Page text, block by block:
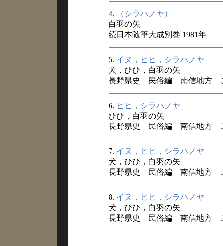
4.
（シラハノヤ）
白羽の矢
続日本随筆大成別巻 1981年
5. イヌ，ヒヒ，シラハノヤ
犬，ひひ，白羽の矢
長野県史 民俗編 南信地方
6. ヒヒ，シラハノヤ
ひひ，白羽の矢
長野県史 民俗編 南信地方
7. イヌ，ヒヒ，シラハノヤ
犬，ひひ，白羽の矢
長野県史 民俗編 南信地方
8. イヌ，ヒヒ，シラハノヤ
犬，ひひ，白羽の矢
長野県史 民俗編 南信地方